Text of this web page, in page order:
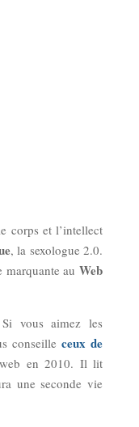
corps et l’intellect
, la sexologue 2.0.
marquante auWeb
vous aimez les
conseilleceux de
en 2010. Il lit
une seconde vie